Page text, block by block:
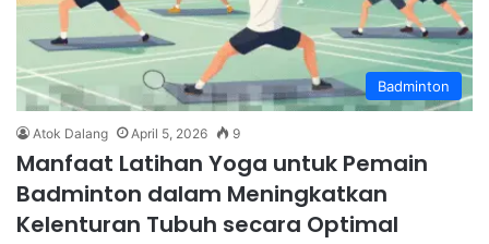
Badminton
Atok Dalang April 5, 2026 9
Manfaat Latihan Yoga untuk Pemain
Badminton dalam Meningkatkan
Kelenturan Tubuh secara Optimal